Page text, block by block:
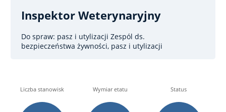
Inspektor Weterynaryjny
Do spraw: pasz i utylizacji Zespól ds.
bezpieczeństwa żywności, pasz i utylizacji
Liczba stanowisk Wymiar etatu Status